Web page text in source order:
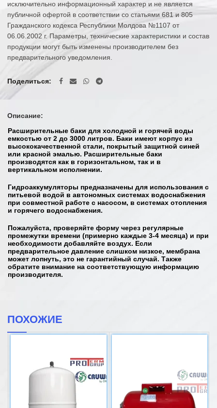
исключительно информационный характер и не является
публичной офертой в соответствии со статьями 681 и 805
Гражданского кодекса Республики Молдова №1107 от
06.06.2002 г. Параметры, технические характеристики и состав
продукции могут быть изменены производителем без
предварительного уведомления.
Поделиться
Описание:
Расширительные баки для холодной и горячей воды
емкостью от 2 до 3000 литров. Баки имеют корпус из
высококачественной стали, покрытый защитной синей
или красной эмалью. Расширительные баки
производятся как в горизонтальном, так и в
вертикальном исполнении.
Гидроаккумуляторы предназначены для использования с
питьевой водой в автономных системах водоснабжения
при совместной работе с насосом, в системах отопления
и горячего водоснабжения.
Пожалуйста, проверяйте форму через регулярные
промежутки времени (примерно каждые 3-4 месяца) и при
необходимости добавляйте воздух. Если
предварительное давление слишком низкое, мембрана
может лопнуть, это не гарантийный случай. Также
обратите внимание на соответствующую информацию
производителя.
ПОХОЖИЕ